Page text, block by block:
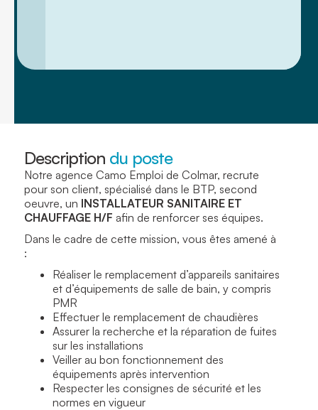
Description du poste
Notre agence Camo Emploi de Colmar, recrute
pour son client, spécialisé dans le BTP, second
oeuvre, un INSTALLATEUR SANITAIRE ET
CHAUFFAGE H/F afin de renforcer ses équipes.
Dans le cadre de cette mission, vous êtes amené à
:
Réaliser le remplacement d’appareils sanitaires
et d’équipements de salle de bain, y compris
PMR
Effectuer le remplacement de chaudières
Assurer la recherche et la réparation de fuites
sur les installations
Veiller au bon fonctionnement des
équipements après intervention
Respecter les consignes de sécurité et les
normes en vigueur